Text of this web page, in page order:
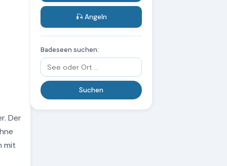
Der
mit
🎣 Angeln
Badeseen suchen: